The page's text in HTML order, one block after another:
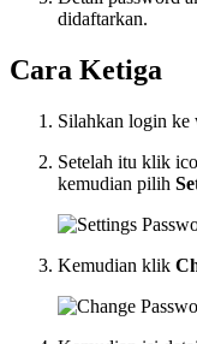
didaftarkan.
Cara Ketiga
Silahkan login ke
Setelah itu klik
kemudian pilih
Kemudian klik